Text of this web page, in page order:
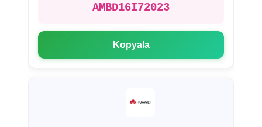
AMBD16I72023
Kopyala